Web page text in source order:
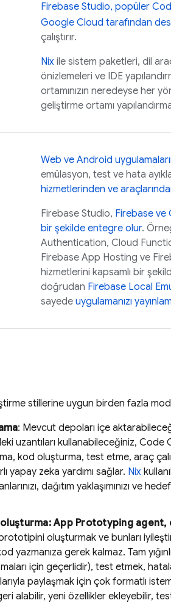
Firebase Studio, popüler
Google Cloud tarafından
çalıştırır.
Nix ile sistem paketleri, dil
önizlemeleri ve IDE
ortamınızın neredeyse her
geliştirme ortamı
Web ve Android
emülasyon, test ve hata
hizmetlerinden ve
Firebase Studio, Firebase ve
bir şekilde entegre olur.
Authentication, Cloud
Firebase App Hosting ve
hizmetlerini kapsamlı bir
doğrudan Firebase Local
sayede uygulamanızı
stillerine uygun birden fazla
: Mevcut depoları içe
uzantıları kullanabileceğiniz, Code
kod oluşturma, test etme, araç
yapay zeka yardımı sağlar. Nix
dağıtım yaklaşımınızı ve
App Prototyping agent,
oluşturmak ve bunları
yazmanıza gerek kalmaz. Tam
için geçerlidir), test etmek,
paylaşmak için çok formatlı
alabilir, yeni özellikler ekleyebilir,